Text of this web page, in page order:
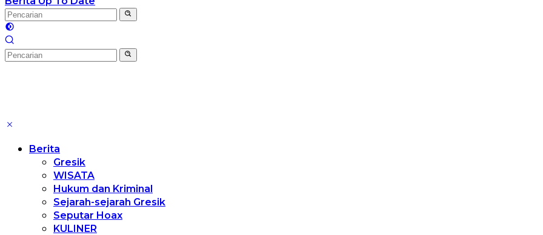
Berita
Gresik
WISATA
Hukum dan Kriminal
Sejarah-sejarah Gresik
Seputar Hoax
KULINER